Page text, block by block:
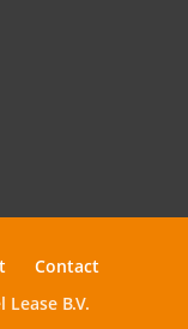
Contact
Lease B.V.